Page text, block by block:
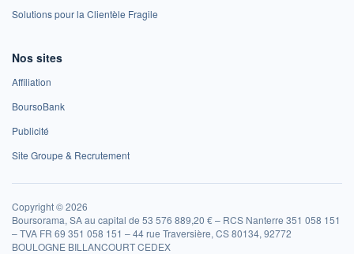
Solutions pour la Clientèle Fragile
Nos sites
Affiliation
BoursoBank
Publicité
Site Groupe & Recrutement
Copyright © 2026
Boursorama, SA au capital de 53 576 889,20 € – RCS Nanterre 351 058 151
– TVA FR 69 351 058 151 – 44 rue Traversière, CS 80134, 92772
BOULOGNE BILLANCOURT CEDEX